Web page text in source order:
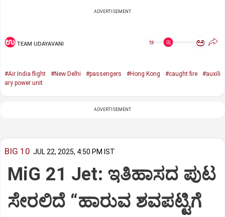
ADVERTISEMENT
TEAM UDAYAVANI ಅ ಅ
#Air India flight #New Delhi #passengers #Hong Kong #caught fire
#auxili
ary power unit
ADVERTISEMENT
BIG 10 JUL 22, 2025, 4:50 PM IST
MiG 21 Jet: ಇತಿಹಾಸದ ಪುಟ
ಸೇರಲಿದೆ “ಹಾರುವ ಶವಪಟ್ಟಿಗೆ